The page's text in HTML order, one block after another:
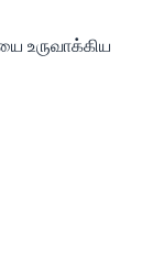
உருவாக்கிய